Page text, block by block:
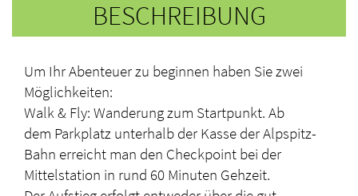
BESCHREIBUNG
Um Ihr Abenteuer zu beginnen haben Sie zwei
Möglichkeiten:
Walk & Fly: Wanderung zum Startpunkt. Ab
dem Parkplatz unterhalb der Kasse der Alpspitz-
Bahn erreicht man den Checkpoint bei der
Mittelstation in rund 60 Minuten Gehzeit.